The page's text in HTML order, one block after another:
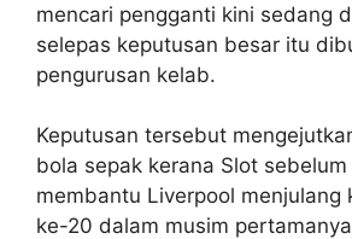
mencari pengganti kini sedang
selepas keputusan besar itu
pengurusan kelab.
Keputusan tersebut
bola sepak kerana Slot
membantu Liverpool menjulang
ke-20 dalam musim